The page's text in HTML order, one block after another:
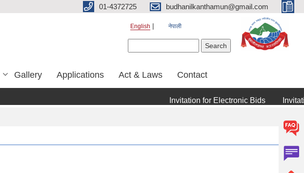
01-4372725 budhanilkanthamun@gmail.com
English नेपाली
Gallery Applications Act & Laws Contact
Invitation for Electronic Bids